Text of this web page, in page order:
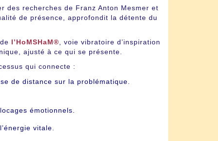
des recherches de Franz Anton Mesmer et
de présence, approfondit la détente du
l’HoMSHaM® , voie vibratoire d’inspiration
ajusté à ce qui se présente.
qui connecte :
de distance sur la problématique.
émotionnels.
vitale.